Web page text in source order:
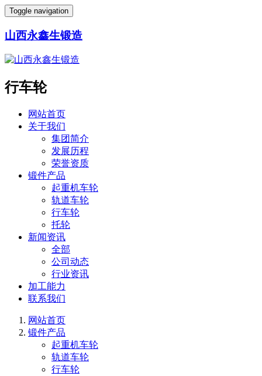
Toggle navigation
山西永鑫生锻造
行车轮
网站首页
关于我们
集团简介
发展历程
荣誉资质
锻件产品
起重机车轮
轨道车轮
行车轮
托轮
新闻资讯
全部
公司动态
行业资讯
加工能力
联系我们
网站首页
锻件产品
起重机车轮
轨道车轮
行车轮